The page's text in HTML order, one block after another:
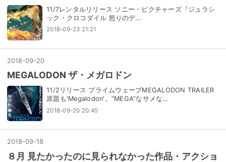
11/7レンタルリリース ソニー・ピクチャーズ『ジュラシ
ック・クロコダイル 怒りのデ…
2018-09-23 21:21
2018-09-20
MEGALODON ザ・メガロドン
11/2リリース プライムウェーブMEGALODON TRAILER
原題も'Megalodon'。“MEGA”なサメな…
2018-09-20 20:45
2018-09-18
８月 見たかったのに見られなかった作品・アクショ